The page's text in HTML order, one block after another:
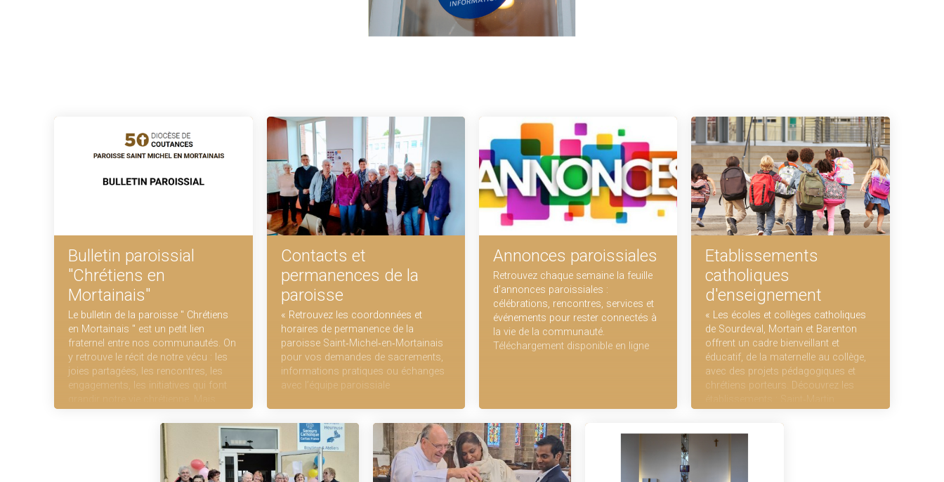
Bulletin paroissial
"Chrétiens en
Mortainais"
Le bulletin de la paroisse " Chrétiens
en Mortainais " est un petit lien
fraternel entre nos communautés. On
y retrouve le récit de notre vécu : les
joies partagées, les rencontres, les
engagements, les initiatives qui font
grandir notre vie chrétienne. Mais
grandir notre foi. Un outil simple pour
rester unis, prier ensemble et avancer
comme une seule famille dans le
Christ. Ils sont disponibles dans les
Contacts et
permanences de la
paroisse
« Retrouvez les coordonnées et
horaires de permanence de la
paroisse Saint‑Michel‑en‑Mortainais
pour vos demandes de sacrements,
informations pratiques ou échanges
avec l’équipe paroissiale
Annonces paroissiales
Retrouvez chaque semaine la feuille
d’annonces paroissiales :
célébrations, rencontres, services et
événements pour rester connectés à
la vie de la communauté.
Téléchargement disponible en ligne
Etablissements
catholiques
d'enseignement
« Les écoles et collèges catholiques
de Sourdeval, Mortain et Barenton
offrent un cadre bienveillant et
éducatif, de la maternelle au collège,
avec des projets pédagogiques et
chrétiens porteurs. Découvrez les
établissements : Saint‑Martin,